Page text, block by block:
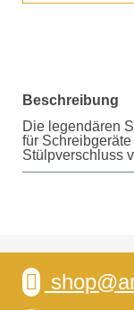
Beschreibung
Die legendären
für
Stülpverschluss